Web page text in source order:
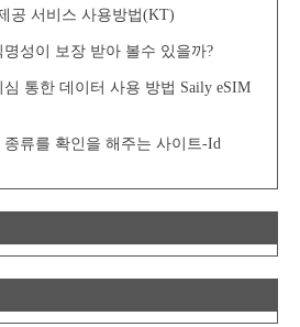
공 서비스 사용방법(KT)
성이 보장 받아 볼수 있을까?
통한 데이터 사용 방법 Saily eSIM
류를 확인을 해주는 사이트-Id